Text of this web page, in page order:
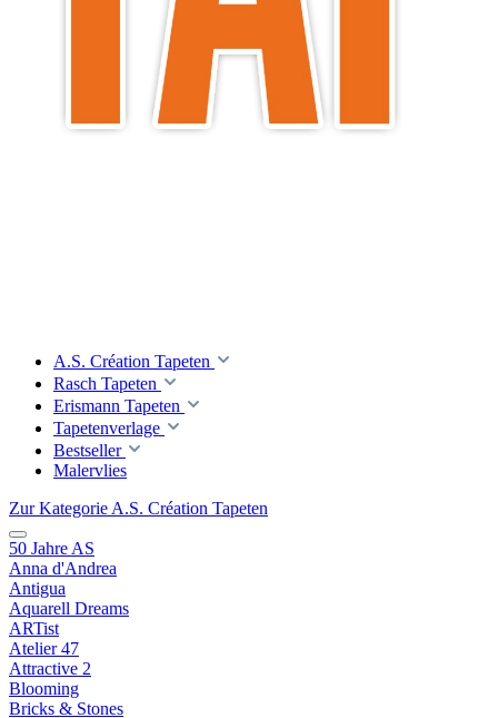
A.S. Création Tapeten
Rasch Tapeten
Erismann Tapeten
Tapetenverlage
Bestseller
Malervlies
Zur Kategorie A.S. Création Tapeten
50 Jahre AS
Anna d'Andrea
Antigua
Aquarell Dreams
ARTist
Atelier 47
Attractive 2
Blooming
Bricks & Stones